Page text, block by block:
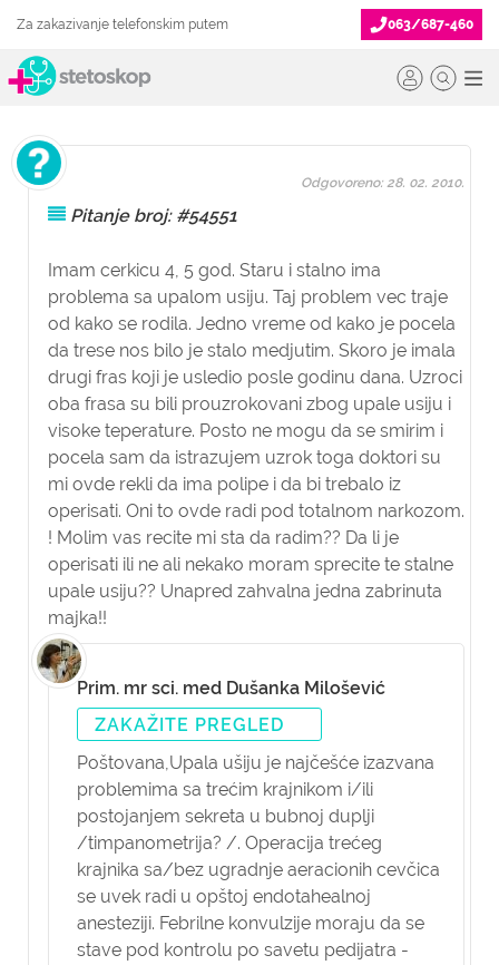
Za zakazivanje telefonskim putem 063/687-460
Pitanje broj: #54551
Imam cerkicu 4, 5 god. Staru i stalno ima
problema sa upalom usiju. Taj problem vec traje
od kako se rodila. Jedno vreme od kako je pocela
da trese nos bilo je stalo medjutim. Skoro je imala
drugi fras koji je usledio posle godinu dana. Uzroci
oba frasa su bili prouzrokovani zbog upale usiju i
visoke teperature. Posto ne mogu da se smirim i
pocela sam da istrazujem uzrok toga doktori su
mi ovde rekli da ima polipe i da bi trebalo iz
operisati. Oni to ovde radi pod totalnom narkozom.
! Molim vas recite mi sta da radim?? Da li je
operisati ili ne ali nekako moram sprecite te stalne
upale usiju?? Unapred zahvalna jedna zabrinuta
majka!!
Odgovoreno: 28. 02. 2010.
Prim. mr sci. med Dušanka Milošević
ZAKAŽITE PREGLED
Poštovana,Upala ušiju je najčešće izazvana
problemima sa trećim krajnikom i/ili
postojanjem sekreta u bubnoj duplji
/timpanometrija? /. Operacija trećeg
krajnika sa/bez ugradnje aeracionih cevčica
se uvek radi u opštoj endotahealnoj
anesteziji. Febrilne konvulzije moraju da se
stave pod kontrolu po savetu pedijatra -